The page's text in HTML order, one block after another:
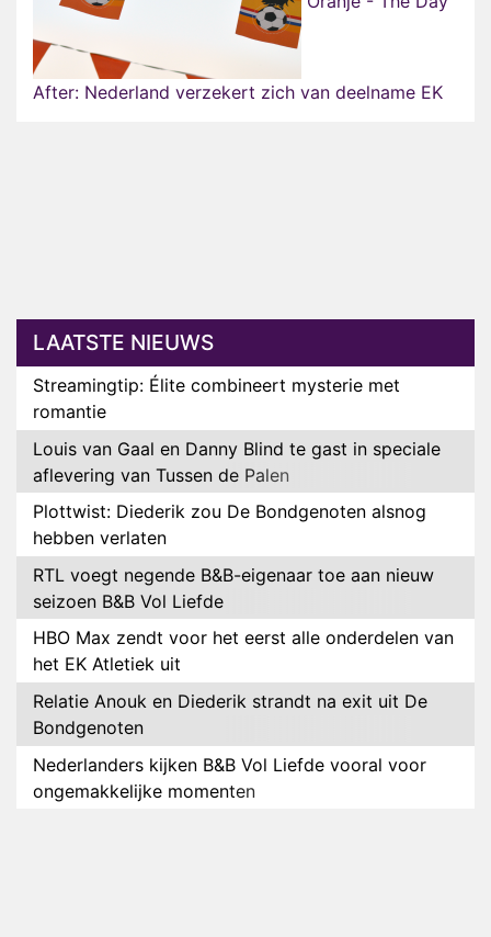
After: Nederland verzekert zich van deelname EK
LAATSTE NIEUWS
Streamingtip: Élite combineert mysterie met
romantie
Louis van Gaal en Danny Blind te gast in speciale
aflevering van Tussen de Palen
Plottwist: Diederik zou De Bondgenoten alsnog
hebben verlaten
RTL voegt negende B&B-eigenaar toe aan nieuw
seizoen B&B Vol Liefde
HBO Max zendt voor het eerst alle onderdelen van
het EK Atletiek uit
Relatie Anouk en Diederik strandt na exit uit De
Bondgenoten
Nederlanders kijken B&B Vol Liefde vooral voor
ongemakkelijke momenten